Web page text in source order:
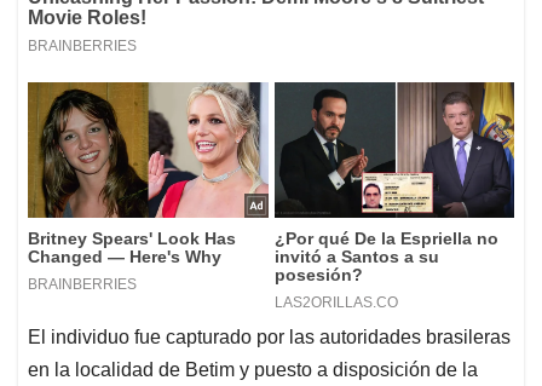
El individuo fue capturado por las autoridades brasileras
en la localidad de Betim y puesto a disposición de la